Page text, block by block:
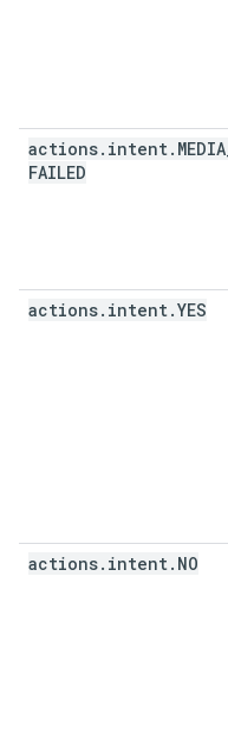
actions. intent . MEDIA
FAILED
actions. intent .YES
actions. intent . NO